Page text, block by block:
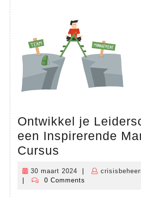
Ontwikkel je
een Inspirerende
Cursus
Leiderschap
30 maart 2024
30
maart
0 Comments